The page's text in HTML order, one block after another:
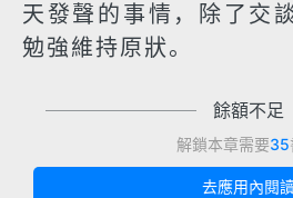
天發聲的事情，除了交
勉強維持原狀。
餘額不足
解鎖本章需要35
去應用內閱